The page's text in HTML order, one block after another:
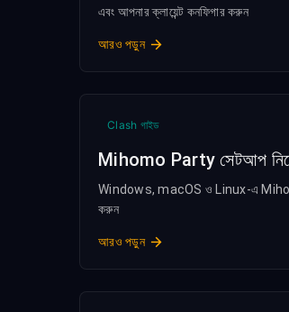
এবং আপনার ক্লায়েন্ট কনফিগার করুন
আরও পড়ুন
Clash গাইড
Mihomo Party সেটআপ
Windows, macOS ও Linux-এ
করুন
আরও পড়ুন